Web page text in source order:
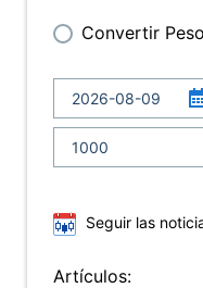
Convertir
Seguir las
Artículos: